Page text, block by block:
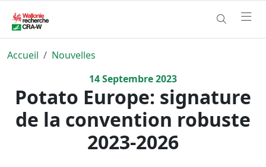
Accueil
Nouvelles
14Septembre2023
Potato Europe: signature
de la convention robuste
2023-2026